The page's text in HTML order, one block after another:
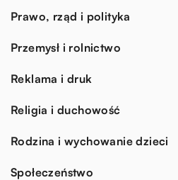
Prawo, rząd i polityka
Przemysł i rolnictwo
Reklama i druk
Religia i duchowość
Rodzina i wychowanie dzieci
Społeczeństwo